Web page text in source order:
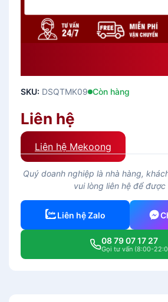
SKU: DSQTMK09 Còn hàng
Liên hệ
Liên hệ Mekoong
Quý doanh nghiệp là nhà hàng,
vui lòng liên hệ để được
Liên hệ Zalo
08 79 07 17 27
Gọi tư vấn (8:00-